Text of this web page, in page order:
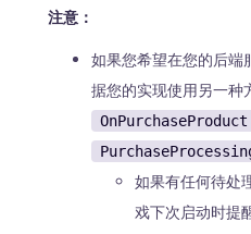
注意：
如果您希望在您的后端
据您的实现使用另一种
OnPurchaseProduct
如果有任何待处
戏下次启动时提